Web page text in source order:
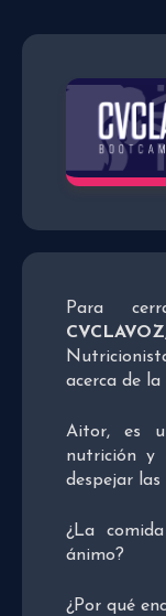
Para
CVCLAVOZ
acerca de
Aitor, es
nutrición y
despejar las
¿La
ánimo?
¿Por qué